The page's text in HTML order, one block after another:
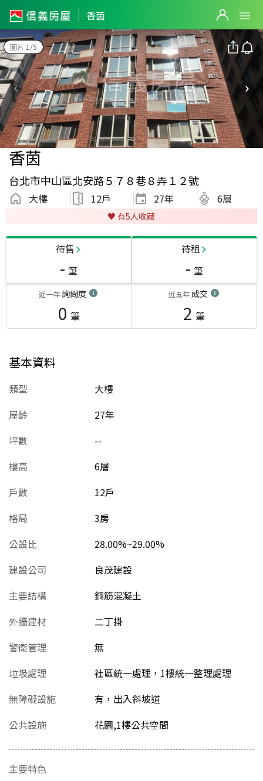
香茵
圖片 1/5
香茵
台北市中山區北安路５７８巷８弄１２號
大樓 12戶 27年 6層
♥️ 有5人收藏
待售
- 筆
待租
- 筆
近一年詢問度
0 筆
近五年成交
2 筆
基本資料
類型
大樓
屋齡
27年
坪數
--
樓高
6層
戶數
12戶
格局
3房
公設比
28.00%~29.00%
建設公司
良茂建設
主要結構
鋼筋混凝土
外牆建材
二丁掛
警衛管理
無
垃圾處理
社區統一處理，1樓統一整理處理
無障礙設施
有，出入斜坡道
公共設施
花園,1樓公共空間
主要特色